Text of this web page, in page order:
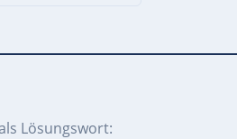
Lösungswort: